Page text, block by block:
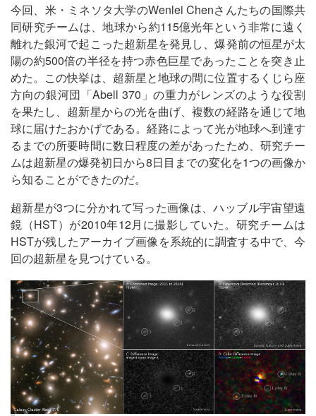
今回、米・ミネソタ大学のWenlei Chenさんたちの国際共
同研究チームは、地球から約115億光年という非常に遠く
離れた銀河で起こった超新星を発見し、爆発前の恒星が太
陽の約500倍の半径を持つ赤色巨星であったことを突き止
めた。この快挙は、超新星と地球の間に位置するくじら座
方向の銀河団「Abell 370」の重力がレンズのような役割
を果たし、超新星からの光を曲げ、複数の経路を通じて地
球に届けたおかげである。経路によって光が地球へ到達す
るまでの所要時間に数日程度の差があったため、研究チー
ムは超新星の爆発初日から8日目までの変化を1つの画像か
ら知ることができたのだ。
超新星が3つに分かれて写った画像は、ハッブル宇宙望遠
鏡（HST）が2010年12月に撮影していた。研究チームは
HSTが残したアーカイブ画像を系統的に調査する中で、今
回の超新星を見つけている。